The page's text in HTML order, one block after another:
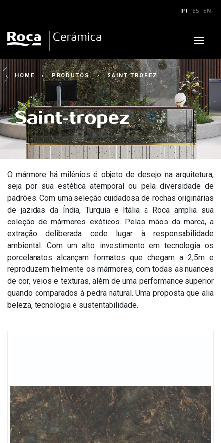
PT ES EN
Downloads ▼
Boletins e Manuais ▼
Sustentabilidade
Assistência Técnica
Legendas Técnicas
Catálogos
Certificados
Assistência Técnica ▼
Assistência Técnica
Aplicações Técnicas
Como acionar?
Dúvidas Frequentes
Recomendações Importantes
Dicas de Assistência
Caracteristícas SuperFormatos ▼
Formato 100x200
Formato 120x250
Treinamento SuperFormatos
Roca Expert
Garantias
Showroom
Superformatos
Contato ▼
Fale Conosco
Onde Encontrar
Solicitar Catálogo
HOME › PRODUTOS › SAINT TROPEZ
Saint-tropez
O mármore há milênios é objeto de desejo na arquitetura,
seja por sua estética atemporal ou pela diversidade de
padrões. Com uma seleção cuidadosa de rochas originárias
de jazidas da Índia, Turquia e Itália a Roca amplia sua
coleção de mármores exóticos. Pelas mãos da marca, a
extração deliberada cede lugar à responsabilidade
ambiental. Com um alto investimento em tecnologia os
porcelanatos alcançam formatos que chegam a 2,5m e
reproduzem fielmente os mármores, com todas as nuances
de cor, veios e texturas, além de uma performance superior
quando comparados à pedra natural. Uma proposta que alia
beleza, tecnologia e sustentabilidade.